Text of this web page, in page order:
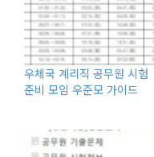
우체국 계리직 공무원 시험
준비 모임 우준모 가이드